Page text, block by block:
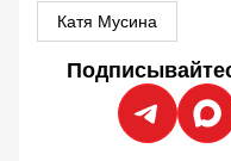
Катя Мусина